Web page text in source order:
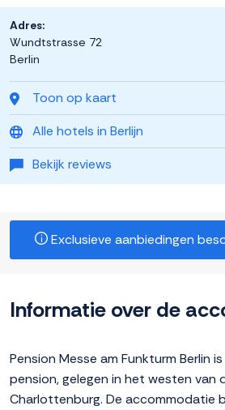
Toon op kaart
Alle hotels in Berlijn
Bekijk reviews
Adres:
Wundtstrasse 72
Berlin
Exclusieve aanbiedingen
Informatie over de
Pension Messe am Funkturm Berlin
pension, gelegen in het westen van
Charlottenburg. De accommodatie